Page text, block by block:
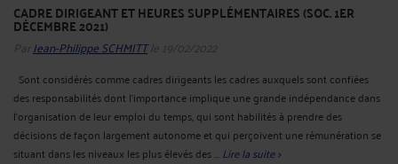
CADRE DIRIGEANT ET HEURES SUPPLÉMENTAIRES (SOC. 1ER
DÉCEMBRE 2021)
Par Jean-Philippe SCHMITTle 19/02/2022
Sont considérés comme cadres dirigeants les cadres auxquels sont confiées
des responsabilités dont l'importance implique une grande indépendance dans
l'organisation de leur emploi du temps, qui sont habilités à prendre des
décisions de façon largement autonome et qui perçoivent une rémunération se
situant dans les niveaux les plus élevés des ... Lire la suite >